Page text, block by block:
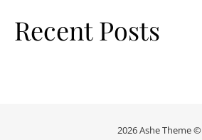
Recent Posts
2026 Ashe Theme ©